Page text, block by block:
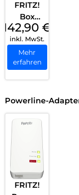
FRITZ!
Box
4050
Weiß
142,90 €
inkl. MwSt.
Mehr
erfahren
Powerline-
FRITZ!